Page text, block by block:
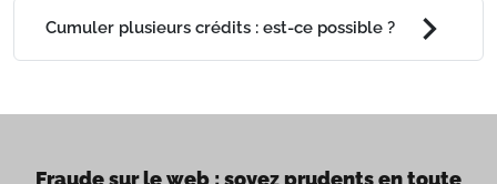
Cumuler plusieurs crédits : est-ce possible ? chevron_right
Fraude sur le web : soyez prudents en toute